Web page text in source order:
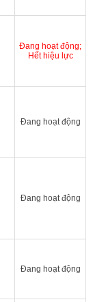
Đang hoạt động;
Hết hiệu lực
Đang hoạt động
Đang hoạt động
Đang hoạt động